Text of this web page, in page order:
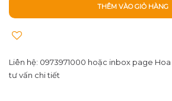
THÊM VÀO GIỎ HÀNG
Liên hệ: 0973971000 hoặc inbox page
tư vấn chi tiết